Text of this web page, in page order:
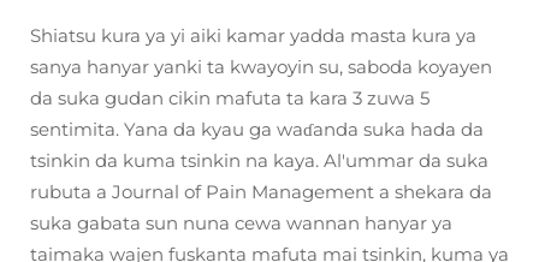
Shiatsu kura ya yi aiki kamar yadda masta kura ya
sanya hanyar yanki ta kwayoyin su, saboda koyayen
da suka gudan cikin mafuta ta kara 3 zuwa 5
sentimita. Yana da kyau ga waɗanda suka hada da
tsinkin da kuma tsinkin na kaya. Al'ummar da suka
rubuta a Journal of Pain Management a shekara da
suka gabata sun nuna cewa wannan hanyar ya
taimaka wajen fuskanta mafuta mai tsinkin, kuma ya